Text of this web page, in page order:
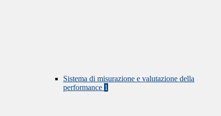
Sistema di misurazione e valutazione della
performance 1